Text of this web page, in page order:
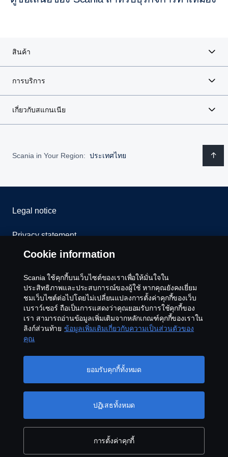
สินค้า
การบริการ
เกี่ยวกับสแกนเนีย
Scania in Your Region: ประเทศไทย
Legal notice
Privacy statement
Cookies
Contact us
Whistleblowing
Cookie settings
© Copyright Scania 2026 All rights reserved. Scania
CV AB
Cookie information
Scania ใช้คุกกี้บนเว็บไซต์ของเราเพื่อให้มั่นใจใน
ประสิทธิภาพและประสบการณ์ของผู้ใช้ หากคุณยังคงเยี่ยม
ชมเว็บไซต์ต่อไปโดยไม่เปลี่ยนแปลงการตั้งค่าคุกกี้ของเว็บ
เบราว์เซอร์ ถือเป็นการแสดงว่าคุณยอมรับการใช้คุกกี้ของ
เรา สามารถอ่านข้อมูลเพิ่มเติมจากหลักเกณฑ์คุกกี้ของเราใน
ลิงก์ส่วนท้าย ข้อมูลเพิ่มเติมเกี่ยวกับความเป็นส่วนตัวของ
คุณ
การตั้งค่าคุกกี้
ปฏิเสธทั้งหมด
ยอมรับคุกกี้ทั้งหมด